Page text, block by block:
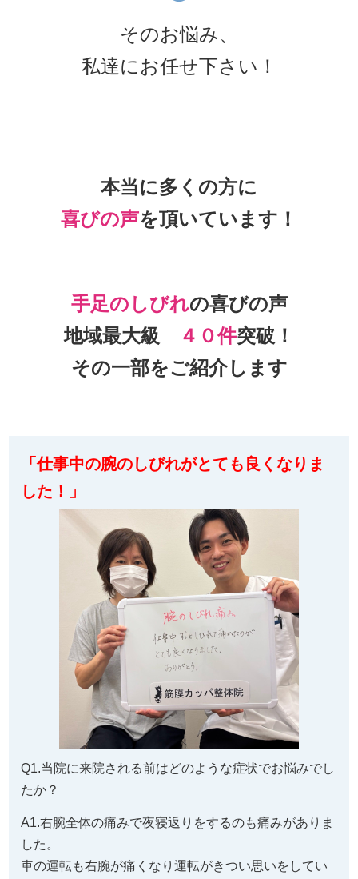
そのお悩み、
私達にお任せ下さい！
本当に多くの方に
喜びの声を頂いています！
手足のしびれの喜びの声
地域最大級
４０件突破！
その一部をご紹介します
「仕事中の腕のしびれがとても良くなりま
した！」
Q1.当院に来院される前はどのような症状でお悩みでし
たか？
A1.右腕全体の痛みで夜寝返りをするのも痛みがありま
した。
車の運転も右腕が痛くなり運転がきつい思いをしてい